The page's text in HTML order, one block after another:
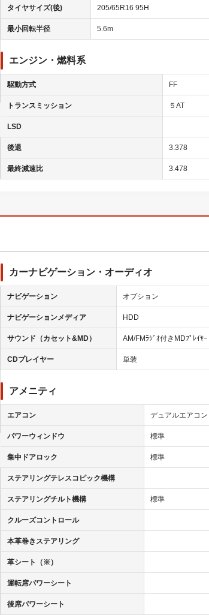
タイヤサイズ(後) 205/65R16 95H
最小回転半径 5.6m
エンジン・燃料系
駆動方式 FF
トランスミッション ５AT
LSD
後退 3.378
最終減速比 3.478
カーナビゲーション・オーディオ
ナビゲーション オプション
ナビゲーションメディア HDD
サウンド（カセット&MD） AM/FMﾗｼﾞｵ付きMDﾌﾟﾚｲﾔｰ
CDプレイヤー 単装
アメニティ
エアコン デュアルエアコン
パワーウィンドウ 標準
集中ドアロック 標準
ステアリングテレスコピック機構
ステアリングチルト機構 標準
クルーズコントロール
本革巻きステアリング
革シート（※）
運転席パワーシート
後席パワーシート